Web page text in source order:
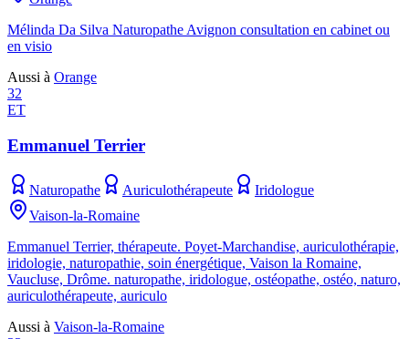
Mélinda Da Silva Naturopathe Avignon consultation en cabinet ou
en visio
Aussi à Orange
32
ET
Emmanuel Terrier
Naturopathe Auriculothérapeute
Iridologue
Vaison-la-Romaine
Emmanuel Terrier, thérapeute. Poyet-Marchandise, auriculothérapie,
iridologie, naturopathie, soin énergétique, Vaison la Romaine,
Vaucluse, Drôme. naturopathe, iridologue, ostéopathe, ostéo, naturo,
auriculothérapeute, auriculo
Aussi à Vaison-la-Romaine